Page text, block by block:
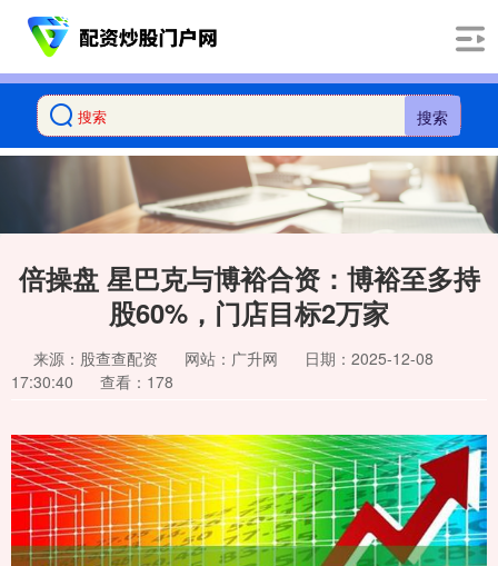
搜索
倍操盘 星巴克与博裕合资：博裕至多持
股60%，门店目标2万家
来源：股查查配资 网站：广升网
日期：2025-12-08
17:30:40
查看：178